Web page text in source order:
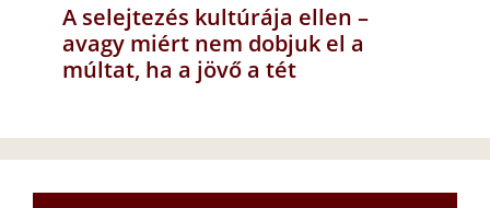
A selejtezés kultúrája ellen –
avagy miért nem dobjuk el a
múltat, ha a jövő a tét